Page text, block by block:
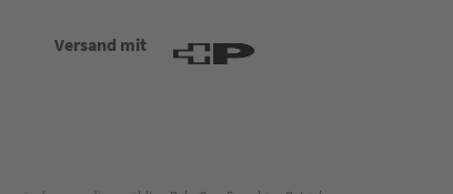
Versand mit